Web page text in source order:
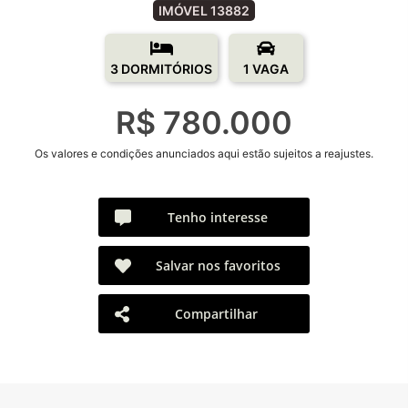
IMÓVEL 13882
3 DORMITÓRIOS 1 VAGA
R$ 780.000
Os valores e condições anunciados aqui estão sujeitos a reajustes.
Tenho interesse
Salvar nos favoritos
Compartilhar